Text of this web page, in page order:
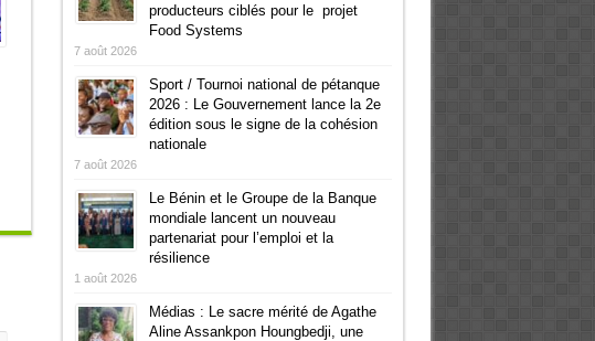
producteurs ciblés pour le projet
Food Systems
7 août 2026
Sport / Tournoi national de pétanque
2026 : Le Gouvernement lance la 2e
édition sous le signe de la cohésion
nationale
7 août 2026
Le Bénin et le Groupe de la Banque
mondiale lancent un nouveau
partenariat pour l’emploi et la
résilience
1 août 2026
Médias : Le sacre mérité de Agathe
Aline Assankpon Houngbedji, une